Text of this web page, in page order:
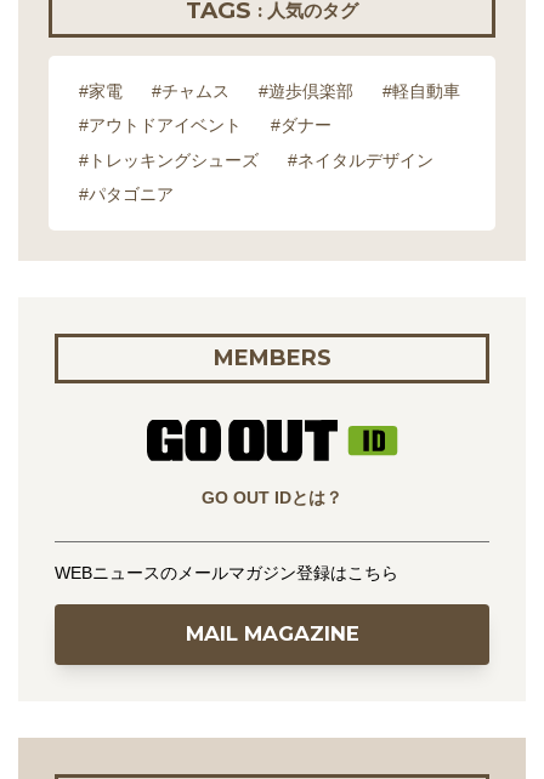
TAGS : 人気のタグ
#家電 #チャムス #遊歩倶楽部
#軽自動車
#アウトドアイベント
#ダナー
#トレッキングシューズ
#ネイタルデザイン
#パタゴニア
MEMBERS
GO OUT IDとは？
WEBニュースのメールマガジン登録はこちら
MAIL MAGAZINE